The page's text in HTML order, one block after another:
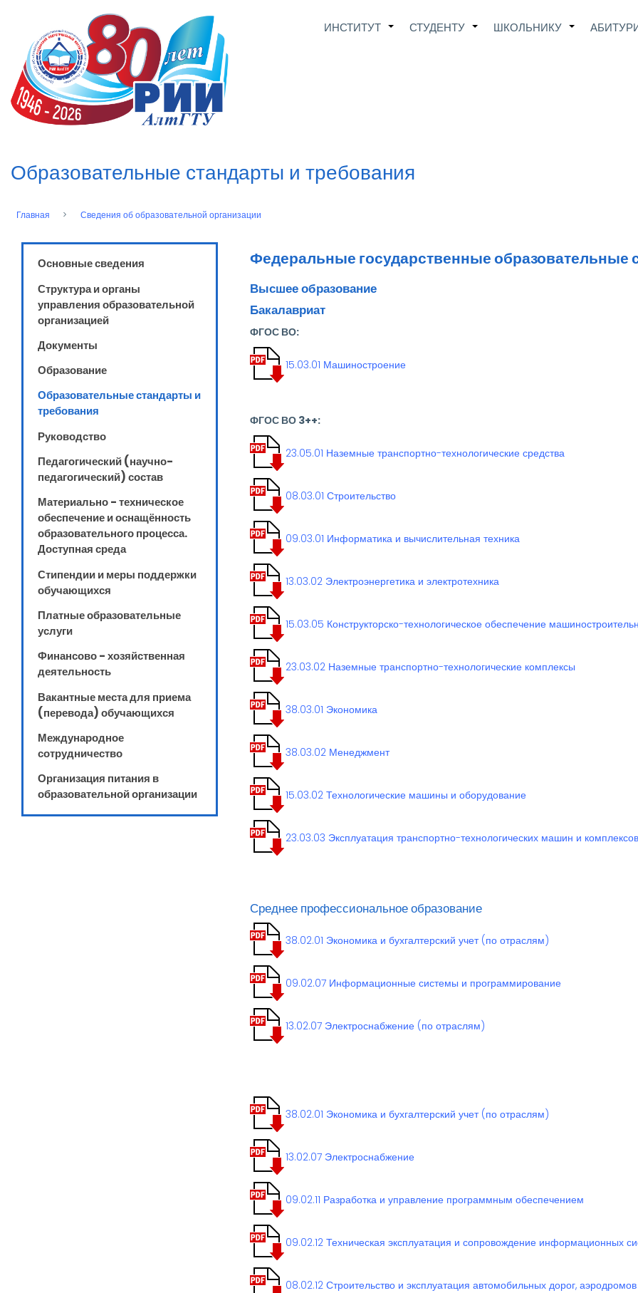
основному
содержанию
Main
+
ИНСТИТУТ +
СТУДЕНТУ +
ШКОЛЬНИКУ
Образовательные стандарты и требования
Строка
Главная Сведения об образовательной организации
Основные сведения
Структура и органы
управления образовательной
организацией
Документы
Образование
Образовательные стандарты и
требования
Руководство
Педагогический (научно-
педагогический) состав
Материально - техническое
обеспечение и оснащённость
образовательного процесса.
Доступная среда
Стипендии и меры поддержки
обучающихся
Платные образовательные
услуги
Финансово - хозяйственная
деятельность
Вакантные места для приема
(перевода) обучающихся
Международное
сотрудничество
Организация питания в
образовательной организации
Федеральные государственные образовательные
Высшее образование
Бакалавриат
ФГОС ВО:
15.03.01 Машиностроение
ФГОС ВО 3++:
23.05.01 Наземные транспортно-технологические средства
08.03.01 Строительство
09.03.01 Информатика и вычислительная техника
13.03.02 Электроэнергетика и электротехника
15.03.05 Конструкторско-технологическое обеспечение
23.03.02 Наземные транспортно-технологические комплексы
38.03.01 Экономика
38.03.02 Менеджмент
15.03.02 Технологические машины и оборудование
23.03.03 Эксплуатация транспортно-технологических машин и комплексов
Среднее профессиональное образование
38.02.01 Экономика и бухгалтерский учет (по отраслям)
09.02.07 Информационные системы и программирование
13.02.07 Электроснабжение (по отраслям)
38.02.01 Экономика и бухгалтерский учет (по отраслям)
13.02.07 Электроснабжение
09.02.11 Разработка и управление программным обеспечением
09.02.12 Техническая эксплуатация и сопровождение информационных
08.02.12 Строительство и эксплуатация автомобильных дорог,